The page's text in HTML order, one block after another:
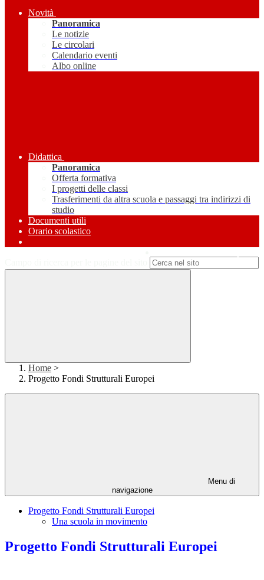
Novità
Panoramica
Le notizie
Le circolari
Calendario eventi
Albo online
Didattica
Panoramica
Offerta formativa
I progetti delle classi
Trasferimenti da altra scuola e passaggi tra indirizzi di
studio
Documenti utili
Orario scolastico
Home >
Progetto Fondi Strutturali Europei
Menu di
navigazione
Progetto Fondi Strutturali Europei
Una scuola in movimento
Progetto Fondi Strutturali Europei